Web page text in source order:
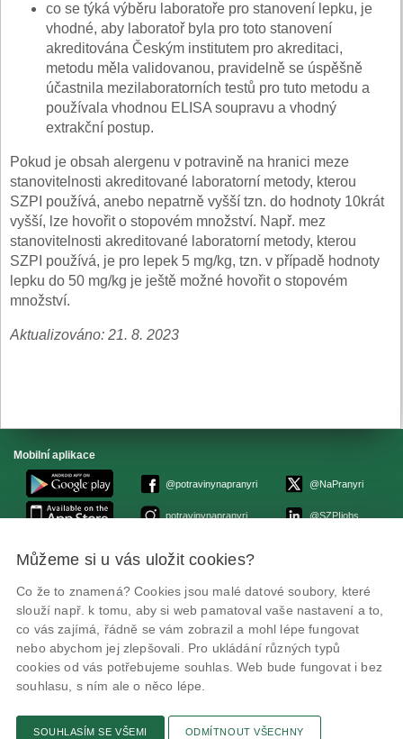
co se týká výběru laboratoře pro stanovení lepku, je
vhodné, aby laboratoř byla pro toto stanovení
akreditována Českým institutem pro akreditaci,
metodu měla validovanou, pravidelně se úspěšně
účastnila mezilaboratorních testů pro tuto metodu a
používala vhodnou ELISA soupravu a vhodný
extrakční postup.
Pokud je obsah alergenu v potravině na hranici meze
stanovitelnosti akreditované laboratorní metody, kterou
SZPI používá, anebo nepatrně vyšší tzn. do hodnoty 10krát
vyšší, lze hovořit o stopovém množství. Např. mez
stanovitelnosti akreditované laboratorní metody, kterou
SZPI používá, je pro lepek 5 mg/kg, tzn. v případě hodnoty
lepku do 50 mg/kg je ještě možné hovořit o stopovém
množství.
Aktualizováno: 21. 8. 2023
Mobilní aplikace
@potravinynapranyri
potravinynapranyri
@NaPranyri
@SZPIjobs
© Státní zemědělská a potravinářská inspekce 2026.
ID datové schránky: avraiqg
IČO: 75014149, DIČ: CZ75014149
Prohlášení o přístupnosti|Zásady ochrany soukromí
Můžeme si u vás uložit cookies?
Co že to znamená? Cookies jsou malé datové soubory, které
slouží např. k tomu, aby si web pamatoval vaše nastavení a to,
co vás zajímá, řádně se vám zobrazil a mohl lépe fungovat
nebo abychom jej zlepšovali. Pro ukládání různých typů
cookies od vás potřebujeme souhlas. Web bude fungovat i bez
souhlasu, s ním ale o něco lépe.
SOUHLASÍM SE VŠEMI ODMÍTNOUT VŠECHNY